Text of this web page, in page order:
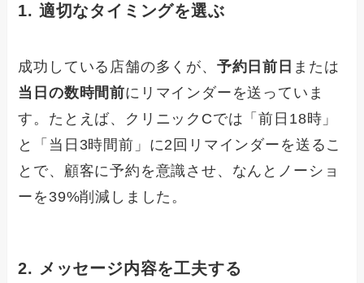
1. 適切なタイミングを選ぶ
成功している店舗の多くが、 予約日前日 または
当日の数時間前にリマインダーを送っていま
す。たとえば、クリニックCでは「前日18時」
と「当日3時間前」に2回リマインダーを送るこ
とで、顧客に予約を意識させ、なんとノーショ
ーを39%削減しました。
2. メッセージ内容を工夫する